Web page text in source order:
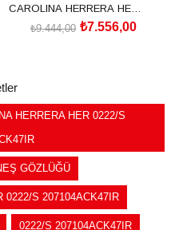
CAROLINA HERRERA HER
0278/S 20763808656HA
₺7.556,00
₺9.444,00
HERRERA HER 0222/S
GÖZLÜĞÜ
0222/S 207104ACK47IR
0222/S 207104ACK47IR